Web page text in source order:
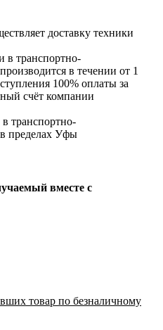
доставку техники
в транспортно-
в течении от 1
100% оплаты за
счёт компании
транспортно-
пределах Уфы
вместе с
товар по безналичному